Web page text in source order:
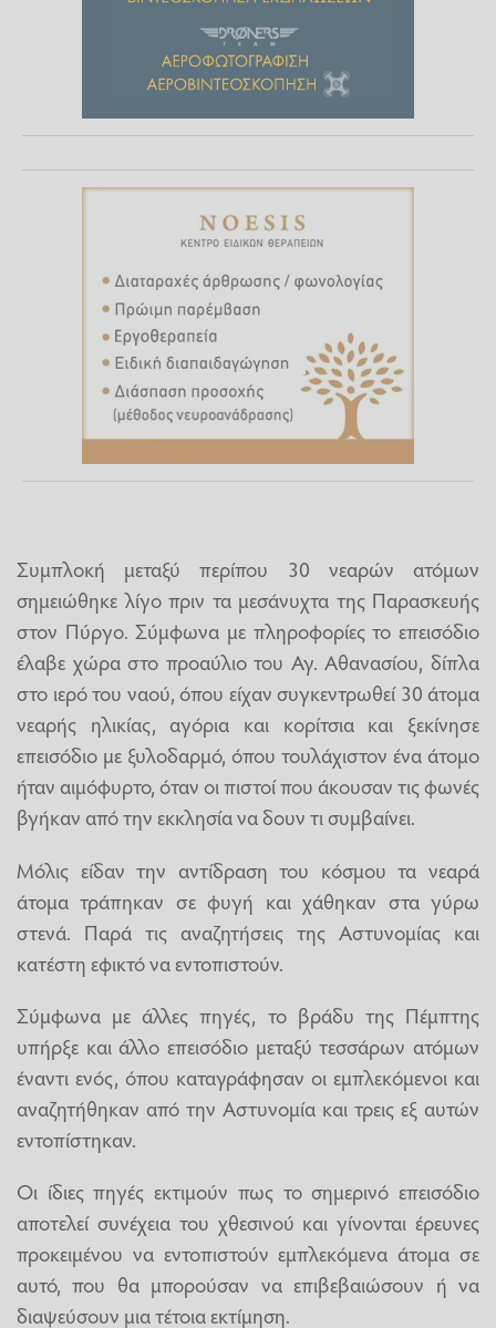
Συμπλοκή μεταξύ περίπου 30 νεαρών ατόμων
σημειώθηκε λίγο πριν τα μεσάνυχτα της Παρασκευής
στον Πύργο. Σύμφωνα με πληροφορίες το επεισόδιο
έλαβε χώρα στο προαύλιο του Αγ. Αθανασίου, δίπλα
στο ιερό του ναού, όπου είχαν συγκεντρωθεί 30 άτομα
νεαρής ηλικίας, αγόρια και κορίτσια και ξεκίνησε
επεισόδιο με ξυλοδαρμό, όπου τουλάχιστον ένα άτομο
ήταν αιμόφυρτο, όταν οι πιστοί που άκουσαν τις φωνές
βγήκαν από την εκκλησία να δουν τι συμβαίνει.
Μόλις είδαν την αντίδραση του κόσμου τα νεαρά
άτομα τράπηκαν σε φυγή και χάθηκαν στα γύρω
στενά. Παρά τις αναζητήσεις της Αστυνομίας και
κατέστη εφικτό να εντοπιστούν.
Σύμφωνα με άλλες πηγές, το βράδυ της Πέμπτης
υπήρξε και άλλο επεισόδιο μεταξύ τεσσάρων ατόμων
έναντι ενός, όπου καταγράφησαν οι εμπλεκόμενοι και
αναζητήθηκαν από την Αστυνομία και τρεις εξ αυτών
εντοπίστηκαν.
Οι ίδιες πηγές εκτιμούν πως το σημερινό επεισόδιο
αποτελεί συνέχεια του χθεσινού και γίνονται έρευνες
προκειμένου να εντοπιστούν εμπλεκόμενα άτομα σε
αυτό, που θα μπορούσαν να επιβεβαιώσουν ή να
διαψεύσουν μια τέτοια εκτίμηση.